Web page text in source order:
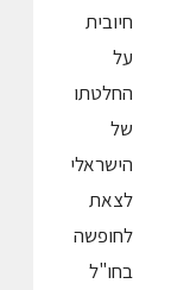
חיובית
על
החלטתו
של
הישראלי
לצאת
לחופשה
בחו"ל